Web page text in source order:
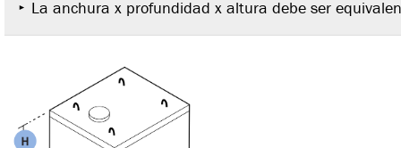
La anchura x profundidad x altura debe ser